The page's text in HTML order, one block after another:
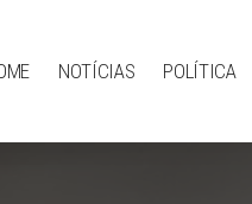
NOTÍCIAS POLÍTICA